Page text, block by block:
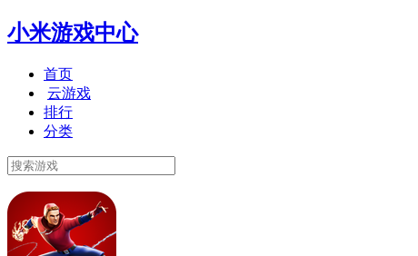
小米游戏中心
首页
云游戏
排行
分类